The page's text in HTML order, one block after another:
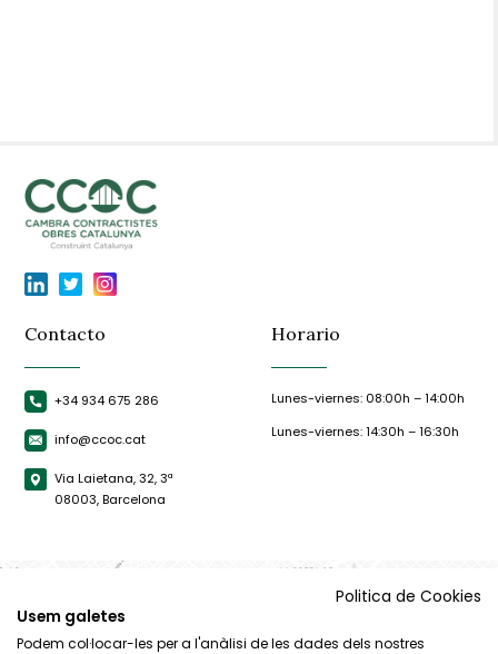
Contacto
+34 934 675 286
info@ccoc.cat
Via Laietana, 32, 3ª
08003, Barcelona
Horario
Lunes-viernes: 08:00h – 14:00h
Lunes-viernes: 14:30h – 16:30h
Politica de Cookies
Usem galetes
Podem col·locar-les per a l'anàlisi de les dades dels nostres